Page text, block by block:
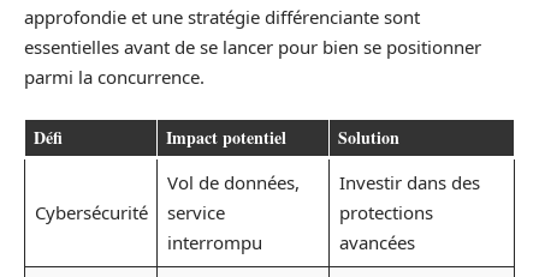
approfondie et une stratégie différenciante sont
essentielles avant de se lancer pour bien se positionner
parmi la concurrence.
Défi Impact potentiel Solution
Cybersécurité
Vol de données,
service
interrompu
Investir dans des
protections
avancées